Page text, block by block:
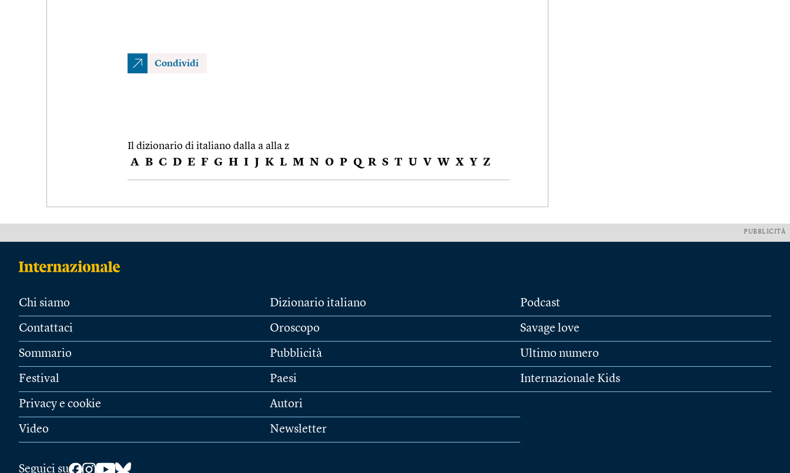
Condividi
Il dizionario di italiano dalla a alla z
A B C D E F G H I J K L M N O P Q R S T U V W X Y Z
PUBBLICITÀ
Chi siamo
Contattaci
Sommario
Festival
Privacy e cookie
Video
Dizionario italiano
Oroscopo
Pubblicità
Paesi
Autori
Newsletter
Podcast
Savage love
Ultimo numero
Internazionale Kids
Seguici su